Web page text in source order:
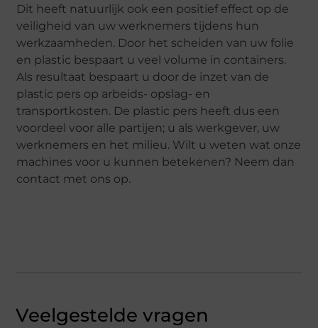
Dit heeft natuurlijk ook een positief effect op de
veiligheid van uw werknemers tijdens hun
werkzaamheden. Door het scheiden van uw folie
en plastic bespaart u veel volume in containers.
Als resultaat bespaart u door de inzet van de
plastic pers op arbeids- opslag- en
transportkosten. De plastic pers heeft dus een
voordeel voor alle partijen; u als werkgever, uw
werknemers en het milieu. Wilt u weten wat onze
machines voor u kunnen betekenen? Neem dan
contact met ons op.
Veelgestelde vragen